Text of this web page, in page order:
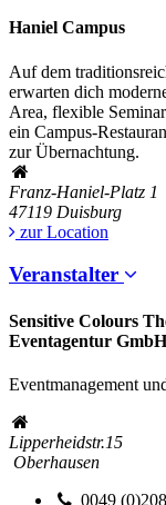
Haniel Campus
Auf dem
erwarten dich
Area, flexible
ein Campus-
zur Übernachtung.
Franz-Haniel-Platz 1
47119 Duisburg
zur Location
Veranstalter
Sensitive Colours
Eventagentur GmbH
Eventmanagement
Lipperheidstr.15
Oberhausen
0049